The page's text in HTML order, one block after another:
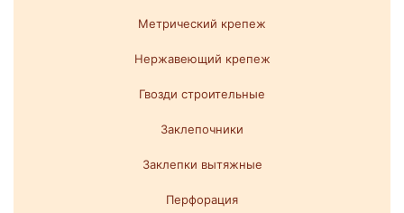
Метрический крепеж
Нержавеющий крепеж
Гвозди строительные
Заклепочники
Заклепки вытяжные
Перфорация